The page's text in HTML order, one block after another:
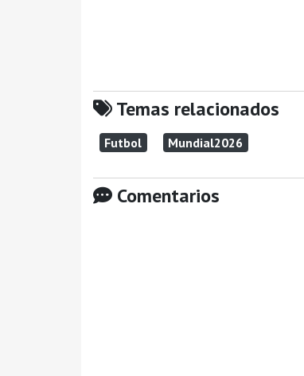
Temas relacionados
Futbol Mundial2026
Comentarios